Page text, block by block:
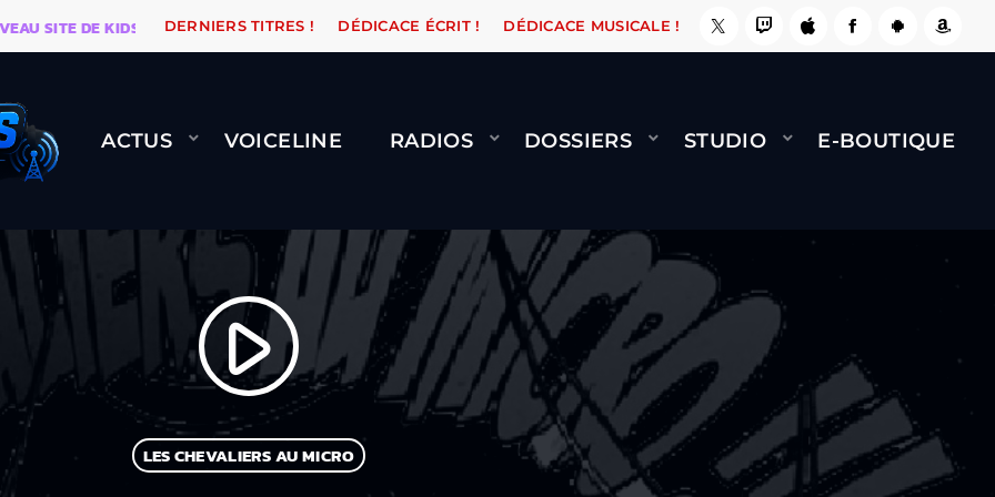
SITE DE KIDSUNE WARÉTRO ORANGE ROAD QUI PASSE, ÇA LE FAIT ! NAMI BERNARD MINET -
DERNIERS TITRES ! DÉDICACE ÉCRIT ! DÉDICACE MUSICALE !
ACTUS VOICELINE RADIOS DOSSIERS STUDIO E-BOUTIQUE
play_arrow
LES CHEVALIERS AU MICRO